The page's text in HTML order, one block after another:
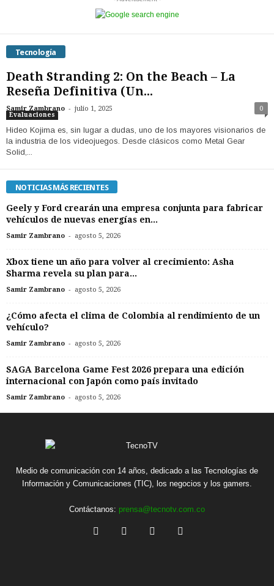
Tecnología
Death Stranding 2: On the Beach – La
Reseña Definitiva (Un...
Samir Zambrano - julio 1, 2025 0
Evaluaciones
Hideo Kojima es, sin lugar a dudas, uno de los mayores visionarios de
la industria de los videojuegos. Desde clásicos como Metal Gear
Solid,...
NOTICIAS MÁS RECIENTES
Geely y Ford crearán una empresa conjunta para fabricar
vehículos de nuevas energías en...
Samir Zambrano - agosto 5, 2026
Xbox tiene un año para volver al crecimiento: Asha
Sharma revela su plan para...
Samir Zambrano - agosto 5, 2026
¿Cómo afecta el clima de Colombia al rendimiento de un
vehículo?
Samir Zambrano - agosto 5, 2026
SAGA Barcelona Game Fest 2026 prepara una edición
internacional con Japón como país invitado
Samir Zambrano - agosto 5, 2026
Medio de comunicación con 14 años, dedicado a las Tecnologías de
Información y Comunicaciones (TIC), los negocios y los gamers.
Contáctanos: prensa@tecnotv.com.co